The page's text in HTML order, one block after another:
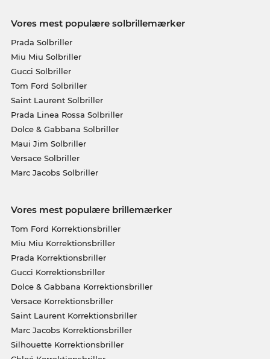
Vores mest populære solbrillemærker
Prada Solbriller
Miu Miu Solbriller
Gucci Solbriller
Tom Ford Solbriller
Saint Laurent Solbriller
Prada Linea Rossa Solbriller
Dolce & Gabbana Solbriller
Maui Jim Solbriller
Versace Solbriller
Marc Jacobs Solbriller
Vores mest populære brillemærker
Tom Ford Korrektionsbriller
Miu Miu Korrektionsbriller
Prada Korrektionsbriller
Gucci Korrektionsbriller
Dolce & Gabbana Korrektionsbriller
Versace Korrektionsbriller
Saint Laurent Korrektionsbriller
Marc Jacobs Korrektionsbriller
Silhouette Korrektionsbriller